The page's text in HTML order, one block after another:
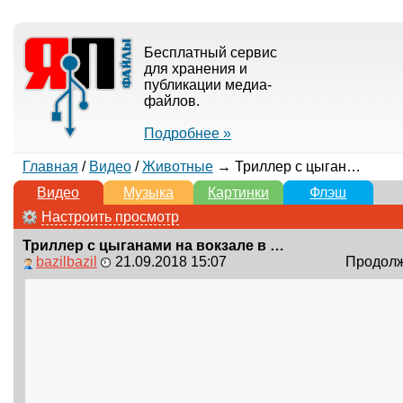
Бесплатный сервис
для хранения и
публикации медиа-
файлов.
Подробнее »
Главная / Видео/Животные→ Триллер с цыганами на вокзале в Киеве
Видео
Музыка Картинки
Флэш
Настроить просмотр
Триллер с цыганами на вокзале в Киеве
bazilbazil
21.09.2018 15:07